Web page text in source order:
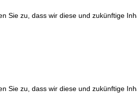
Sie zu, dass wir diese und zukünftige
Sie zu, dass wir diese und zukünftige